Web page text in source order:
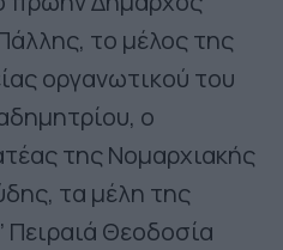
το μέλος της
οργανωτικού του
ο
της Νομαρχιακής
τα μέλη της
Πειραιά Θεοδοσία